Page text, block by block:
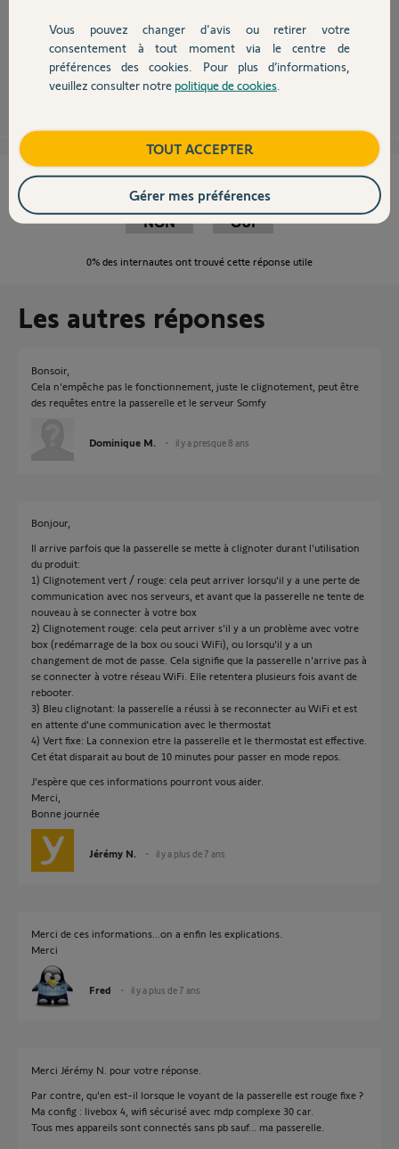
Devis avec un pro
Contact
connexion est effective....
Ce n'est qu'une supposition....
Fred il y a presque 8 ans
Cette réponse vous a-t-elle aidé ?
NON OUI
0% des internautes ont trouvé cette réponse utile
Les autres réponses
Bonsoir,
Cela n'empêche pas le fonctionnement, juste le clignotement, peut être
des requêtes entre la passerelle et le serveur Somfy
Dominique M. il y a presque 8 ans
Bonjour,
Il arrive parfois que la passerelle se mette à clignoter durant l'utilisation
du produit:
1) Clignotement vert / rouge: cela peut arriver lorsqu'il y a une perte de
communication avec nos serveurs, et avant que la passerelle ne tente de
nouveau à se connecter à votre box
2) Clignotement rouge: cela peut arriver s'il y a un problème avec votre
box (redémarrage de la box ou souci WiFi), ou lorsqu'il y a un
changement de mot de passe. Cela signifie que la passerelle n'arrive pas à
se connecter à votre réseau WiFi. Elle retentera plusieurs fois avant de
rebooter.
3) Bleu clignotant: la passerelle a réussi à se reconnecter au WiFi et est
en attente d'une communication avec le thermostat
4) Vert fixe: La connexion etre la passerelle et le thermostat est effective.
Cet état disparait au bout de 10 minutes pour passer en mode repos.
J'espère que ces informations pourront vous aider.
Merci,
Bonne journée
Jérémy N. il y a plus de 7 ans
Merci de ces informations...on a enfin les explications.
Merci
Fred il y a plus de 7 ans
Merci Jérémy N. pour votre réponse.
Par contre, qu'en est-il lorsque le voyant de la passerelle est rouge fixe ?
Ma config : livebox 4, wifi sécurisé avec mdp complexe 30 car.
Tous mes appareils sont connectés sans pb sauf... ma passerelle.
Vous pouvez changer d'avis ou retirer votre
consentement à tout moment via le centre de
préférences des cookies. Pour plus d’informations,
veuillez consulter notre politique de cookies
TOUT ACCEPTER
Gérer mes préférences